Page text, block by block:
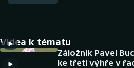
Atletika
DALŠÍ SPORTY
Videa k tématu
Záložník Pavel
ke třetí výhře v